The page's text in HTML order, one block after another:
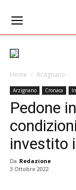
Home Arzignano
Arzignano Cronaca
Pedone
investito
Da Redazione
3 Ottobre 2022